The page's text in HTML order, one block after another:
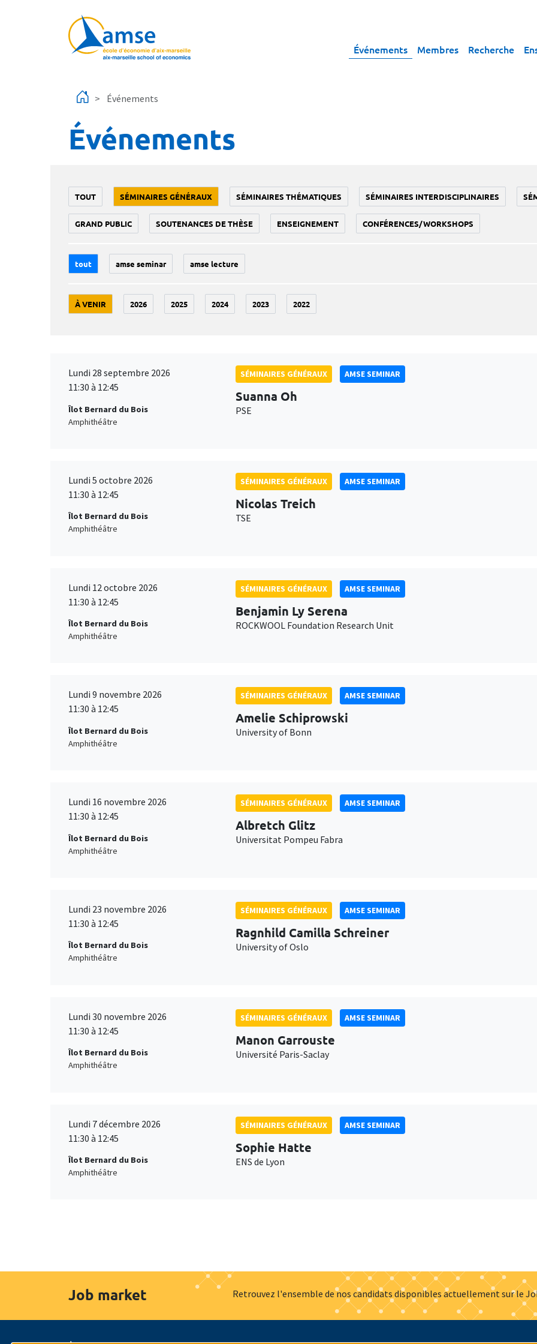
Événements Membres Recherche
Événements
Événements
TOUT SÉMINAIRES GÉNÉRAUX SÉMINAIRES THÉMATIQUES SÉMINAIRES INTERDISCIPLINAIRES
GRAND PUBLIC SOUTENANCES DE THÈSE ENSEIGNEMENT CONFÉRENCES/WORKSHOPS
tout amse seminar amse lecture
À VENIR 2026 2025 2024 2023 2022
Lundi 28 septembre 2026
11:30 à 12:45
Îlot Bernard du Bois
Amphithéâtre
SÉMINAIRES GÉNÉRAUX AMSE SEMINAR
Suanna Oh
PSE
Lundi 5 octobre 2026
11:30 à 12:45
Îlot Bernard du Bois
Amphithéâtre
SÉMINAIRES GÉNÉRAUX AMSE SEMINAR
Nicolas Treich
TSE
Lundi 12 octobre 2026
11:30 à 12:45
Îlot Bernard du Bois
Amphithéâtre
SÉMINAIRES GÉNÉRAUX AMSE SEMINAR
Benjamin Ly Serena
ROCKWOOL Foundation Research Unit
Lundi 9 novembre 2026
11:30 à 12:45
Îlot Bernard du Bois
Amphithéâtre
SÉMINAIRES GÉNÉRAUX AMSE SEMINAR
Amelie Schiprowski
University of Bonn
Lundi 16 novembre 2026
11:30 à 12:45
Îlot Bernard du Bois
Amphithéâtre
SÉMINAIRES GÉNÉRAUX AMSE SEMINAR
Albretch Glitz
Universitat Pompeu Fabra
Lundi 23 novembre 2026
11:30 à 12:45
Îlot Bernard du Bois
Amphithéâtre
SÉMINAIRES GÉNÉRAUX AMSE SEMINAR
Ragnhild Camilla Schreiner
University of Oslo
Lundi 30 novembre 2026
11:30 à 12:45
Îlot Bernard du Bois
Amphithéâtre
SÉMINAIRES GÉNÉRAUX AMSE SEMINAR
Manon Garrouste
Université Paris-Saclay
Lundi 7 décembre 2026
11:30 à 12:45
Îlot Bernard du Bois
Amphithéâtre
SÉMINAIRES GÉNÉRAUX AMSE SEMINAR
Sophie Hatte
ENS de Lyon
Job market Retrouvez l'ensemble de nos candidats disponibles actuellement sur le